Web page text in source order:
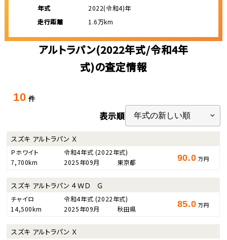
年式
2022(令和4)年
走行距離
1.6万km
アルトラパン(2022年式/令和4年
式)の査定情報
10 件
表示順
スズキ アルトラパン Ｘ
Ｐホワイト 令和4年式 (2022年式)
7,700km
2025年09月 東京都 90.0 万円
スズキ アルトラパン ４ＷＤ Ｇ
チャイロ 令和4年式 (2022年式)
14,500km
2025年09月 秋田県 85.0 万円
スズキ アルトラパン Ｘ